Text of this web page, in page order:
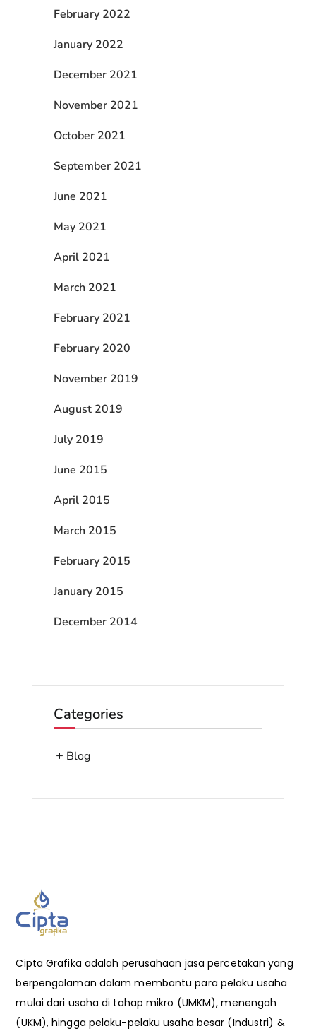
February 2022
January 2022
December 2021
November 2021
October 2021
September 2021
June 2021
May 2021
April 2021
March 2021
February 2021
February 2020
November 2019
August 2019
July 2019
June 2015
April 2015
March 2015
February 2015
January 2015
December 2014
Categories
Blog
Cipta Grafika adalah perusahaan jasa percetakan yang
berpengalaman dalam membantu para pelaku usaha
mulai dari usaha di tahap mikro (UMKM), menengah
(UKM), hingga pelaku-pelaku usaha besar (Industri) &